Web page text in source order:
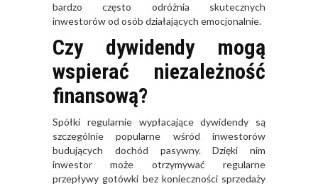
bardzo często odróżnia skutecznych
inwestorów od osób działających emocjonalnie.
Czy dywidendy mogą
wspierać niezależność
finansową?
Spółki regularnie wypłacające dywidendy są
szczególnie popularne wśród inwestorów
budujących dochód pasywny. Dzięki nim
inwestor może otrzymywać regularne
przepływy gotówki bez konieczności sprzedaży